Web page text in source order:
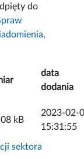
do
data
dodania
kB
2023-02-
15:31:55
sektora